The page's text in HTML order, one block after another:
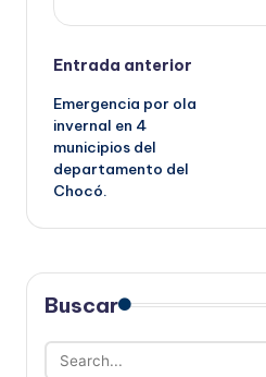
Navegación
de
entradas
Entrada anterior
Emergencia por ola
invernal en 4
municipios del
departamento del
Chocó.
Buscar